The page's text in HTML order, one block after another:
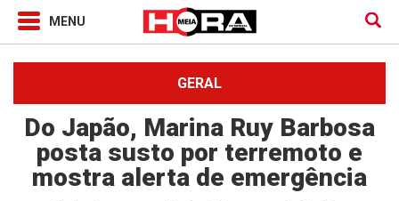
GERAL
Do Japão, Marina Ruy Barbosa
posta susto por terremoto e
mostra alerta de emergência